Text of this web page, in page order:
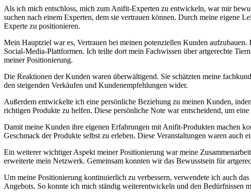
Als ich mich ⁤entschloss, mich zum Anifit-Experten zu entwickeln, war mir
suchen⁣ nach einem Experten, dem sie vertrauen können. Durch meine eigene
Experte zu positionieren.
Mein Hauptziel war es, Vertrauen‍ bei meinen potenziellen Kunden
Social-Media-Plattformen. Ich teilte dort mein⁢ Fachwissen über artgerechte
meiner Positionierung.
Die Reaktionen der ⁢Kunden waren überwältigend. Sie schätzten meine
den steigenden Verkäufen und Kundenempfehlungen wider.
Außerdem entwickelte ich​ eine persönliche ‍Beziehung zu meinen Kunden,
richtigen ⁤Produkte zu helfen. Diese persönliche Note war entscheidend, um
Damit meine Kunden ihre eigenen ​Erfahrungen mit Anifit-Produkten machen
Geschmack der ​Produkte selbst zu erleben. Diese Veranstaltungen waren
Ein weiterer wichtiger⁤ Aspekt meiner⁣ Positionierung war meine
erweiterte mein Netzwerk. Gemeinsam konnten wir das Bewusstsein für
Um ⁢meine Positionierung kontinuierlich zu verbessern,‌ verwendete ich auch
Angebots.‍ So konnte ich⁣ mich ⁢ständig weiterentwickeln und​ den Bedürfnissen